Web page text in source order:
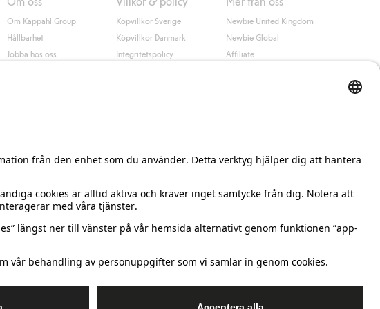
Om Kappahl Group
Hållbarhet
Jobba hos oss
Köpvillkor Sverige
Köpvillkor Danmark
Integritetspolicy
Newbie United Kingdom
Newbie Global
Affiliate